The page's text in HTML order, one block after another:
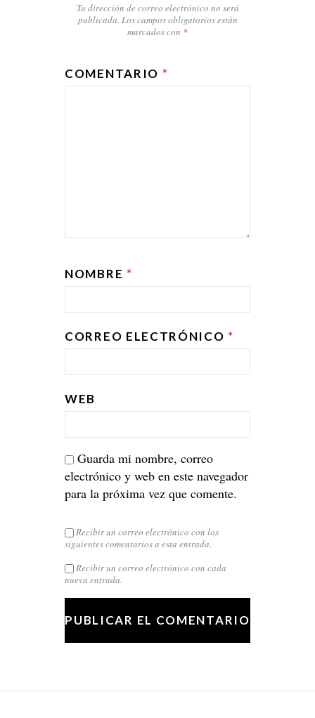
Tu dirección de correo electrónico no será
publicada. Los campos obligatorios están
marcados con *
COMENTARIO *
NOMBRE *
CORREO ELECTRÓNICO *
WEB
Guarda mi nombre, correo
electrónico y web en este navegador
para la próxima vez que comente.
Recibir un correo electrónico con los
siguientes comentarios a esta entrada.
Recibir un correo electrónico con cada
nueva entrada.